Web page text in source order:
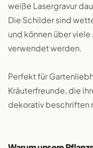
weiße Lasergravur
Die Schilder sind
und können über
verwendet werden.
Perfekt für
Kräuterfreunde, die
dekorativ beschriften